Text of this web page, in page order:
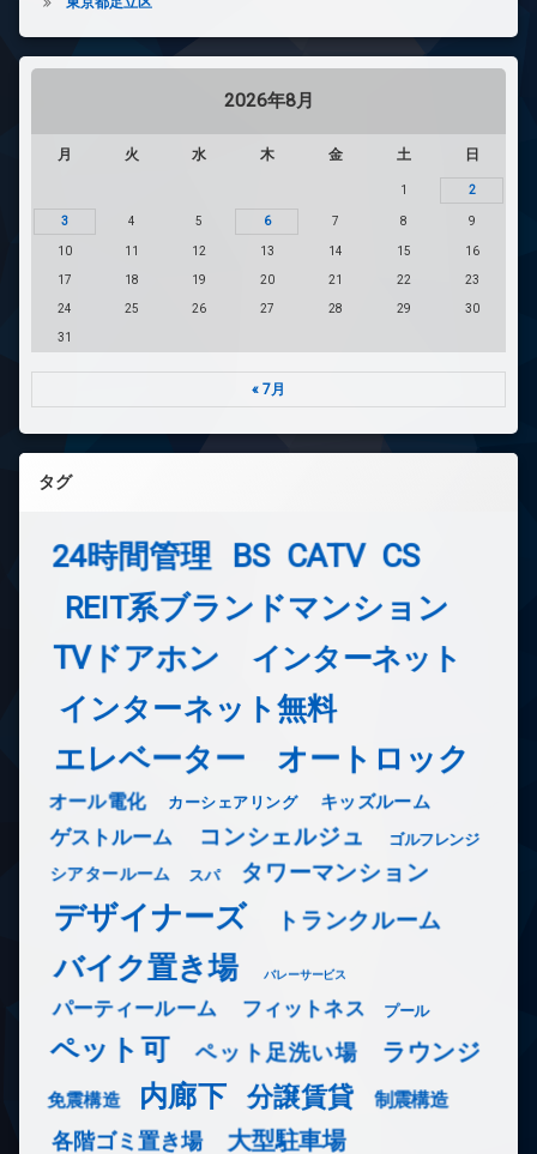
2026年8月
月 火 水 木 金 土 日
1 2
3 4 5 6 7 8 9
10 11 12 13 14 15 16
17 18 19 20 21 22 23
24 25 26 27 28 29 30
31
« 7月
タグ
24時間管理 BS CATV CS
REIT系ブランドマンション
TVドアホン インターネット
インターネット無料
エレベーター オートロック
オール電化 カーシェアリング キッズルーム
ゲストルーム コンシェルジュ ゴルフレンジ
シアタールーム スパ タワーマンション
デザイナーズ トランクルーム
バイク置き場 バレーサービス
パーティールーム フィットネス プール
ペット可 ペット足洗い場 ラウンジ
免震構造 内廊下 分譲賃貸 制震構造
各階ゴミ置き場 大型駐車場